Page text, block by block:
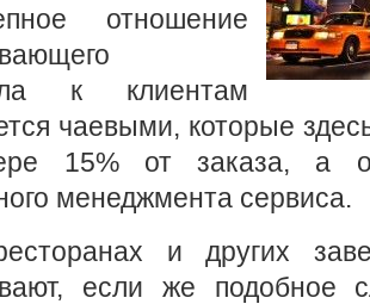
отношение
к клиентам
чаевыми, которые
15% от заказа, а
менеджмента сервиса.
и других
если же подобное